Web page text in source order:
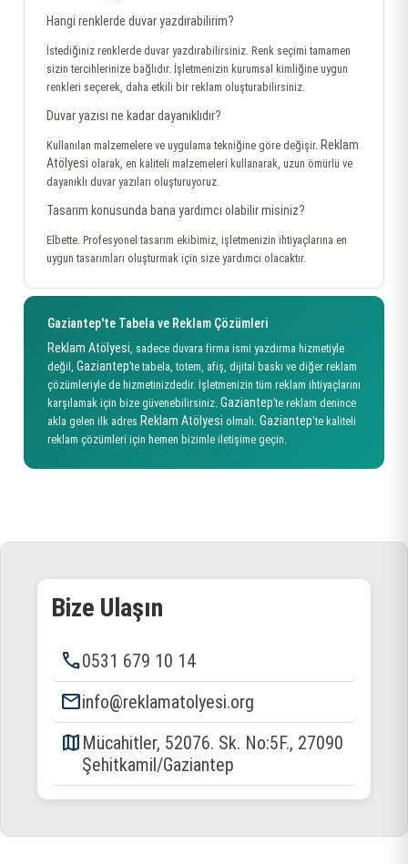
Hangi renklerde duvar yazdırabilirim?
İstediğiniz renklerde duvar yazdırabilirsiniz. Renk seçimi tamamen
sizin tercihlerinize bağlıdır. İşletmenizin kurumsal kimliğine uygun
renkleri seçerek, daha etkili bir reklam oluşturabilirsiniz.
Duvar yazısı ne kadar dayanıklıdır?
Kullanılan malzemelere ve uygulama tekniğine göre değişir. Reklam
Atölyesi olarak, en kaliteli malzemeleri kullanarak, uzun ömürlü ve
dayanıklı duvar yazıları oluşturuyoruz.
Tasarım konusunda bana yardımcı olabilir misiniz?
Elbette. Profesyonel tasarım ekibimiz, işletmenizin ihtiyaçlarına en
uygun tasarımları oluşturmak için size yardımcı olacaktır.
Gaziantep'te Tabela ve Reklam Çözümleri
Reklam Atölyesi, sadece duvara firma ismi yazdırma hizmetiyle
değil, Gaziantep’te tabela, totem, afiş, dijital baskı ve diğer reklam
çözümleriyle de hizmetinizdedir. İşletmenizin tüm reklam ihtiyaçlarını
karşılamak için bize güvenebilirsiniz. Gaziantep’te reklam denince
akla gelen ilk adres Reklam Atölyesi olmalı. Gaziantep'te kaliteli
reklam çözümleri için hemen bizimle iletişime geçin.
Bize Ulaşın
phone0531 679 10 14
emailinfo@reklamatolyesi.org
map Mücahitler, 52076. Sk. No:5F., 27090
Şehitkamil/Gaziantep